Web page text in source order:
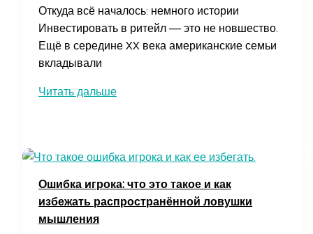
мгновенные
займы
Откуда всё началось: немного истории
Инвестировать в ритейл — это не новшество.
Ещё в середине XX века американские семьи
вкладывали
Как
ритейлеров
и
Читать дальше
Ошибка игрока: что это такое и как
избежать распространённой ловушки
мышления